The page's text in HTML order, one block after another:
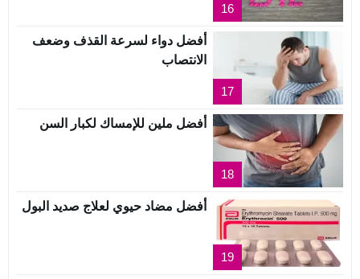
16
17
أفضل دواء لسرعة القذف وضعف
الانتصاب
18
أفضل ملين للإمساك لكبار السن
19
أفضل مضاد حيوي لعلاج صديد البول